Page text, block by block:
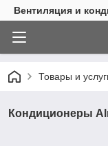
Вентиляция и
Товары и
Кондиционеры